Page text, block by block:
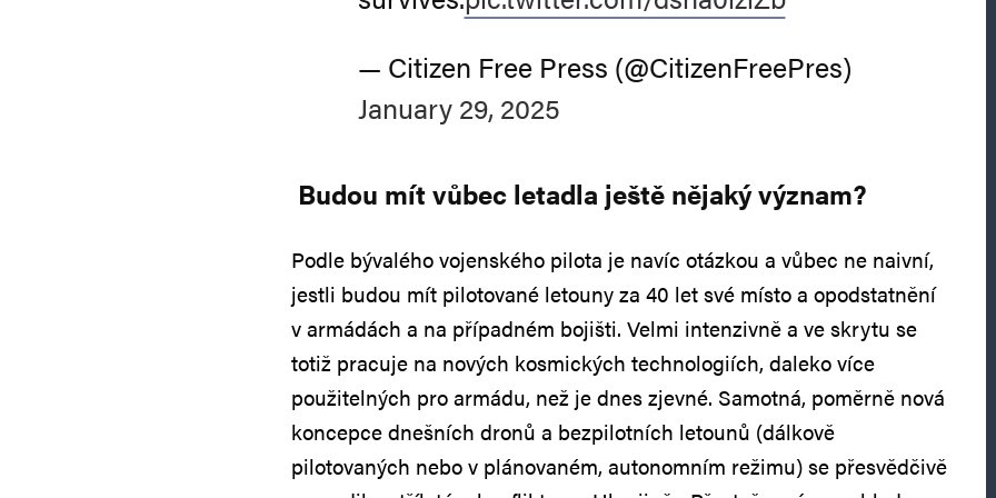
— Citizen Free Press (@CitizenFreePres)
January 29, 2025
Budou mít vůbec letadla ještě nějaký význam?
Podle bývalého vojenského pilota je navíc otázkou a vůbec ne naivní,
jestli budou mít pilotované letouny za 40 let své místo a opodstatnění
v armádách a na případném bojišti. Velmi intenzivně a ve skrytu se
totiž pracuje na nových kosmických technologiích, daleko více
použitelných pro armádu, než je dnes zjevné. Samotná, poměrně nová
koncepce dnešních dronů a bezpilotních letounů (dálkově
pilotovaných nebo v plánovaném, autonomním režimu) se přesvědčivě